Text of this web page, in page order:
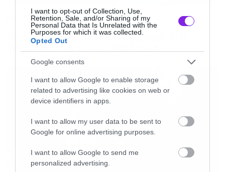
I want to opt-out of Collection, Use,
Retention, Sale, and/or Sharing of my
Personal Data that Is Unrelated with the
Purposes for which it was collected.
Opted Out
Google consents
I want to allow Google to enable storage
related to advertising like cookies on web or
device identifiers in apps.
I want to allow my user data to be sent to
Google for online advertising purposes.
I want to allow Google to send me
personalized advertising.
της νέας γενιάς βρετανών μουσικών»
προσθέτει.
Να πούμε πάντως ότι την Ελλάδα υπεγράφη
εγκύκλιος με ισχύ μέχρι το τέλος του έτους με
την οποία οι πολίτες του Ηνωμένου Βασιλείου
που είναι πνευματικοί δημιουργοί καθώς και οι
καλλιτεχνικοί συντελεστές και το προσωπικό
οπτικοακουστικών έργων που τους
συνοδεύουν, οι οποίοι θα εισέρχονται στη χώρα
μας για μία παράσταση, συναυλία ή
Οι λόγοι της απόλυσης του Sid
Wilson από τους Slipknot